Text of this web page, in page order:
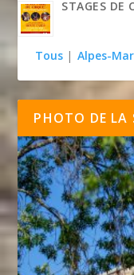
STAGES DE
Tous | Alpes-
PHOTO DE LA